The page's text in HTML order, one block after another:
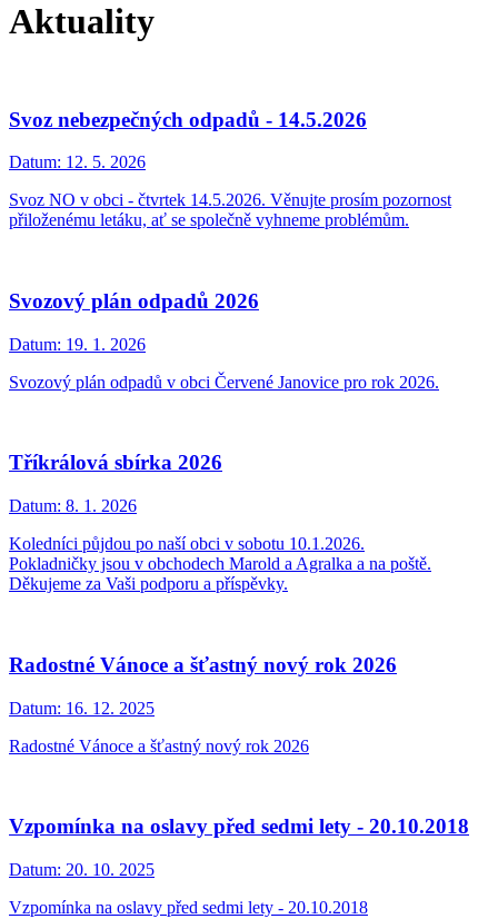
Aktuality
Svoz nebezpečných odpadů - 14.5.2026
Datum: 12. 5. 2026
Svoz NO v obci - čtvrtek 14.5.2026. Věnujte prosím pozornost
přiloženému letáku, ať se společně vyhneme problémům.
Svozový plán odpadů 2026
Datum: 19. 1. 2026
Svozový plán odpadů v obci Červené Janovice pro rok 2026.
Tříkrálová sbírka 2026
Datum: 8. 1. 2026
Koledníci půjdou po naší obci v sobotu 10.1.2026.
Pokladničky jsou v obchodech Marold a Agralka a na poště.
Děkujeme za Vaši podporu a příspěvky.
Radostné Vánoce a šťastný nový rok 2026
Datum: 16. 12. 2025
Radostné Vánoce a šťastný nový rok 2026
Vzpomínka na oslavy před sedmi lety - 20.10.2018
Datum: 20. 10. 2025
Vzpomínka na oslavy před sedmi lety - 20.10.2018